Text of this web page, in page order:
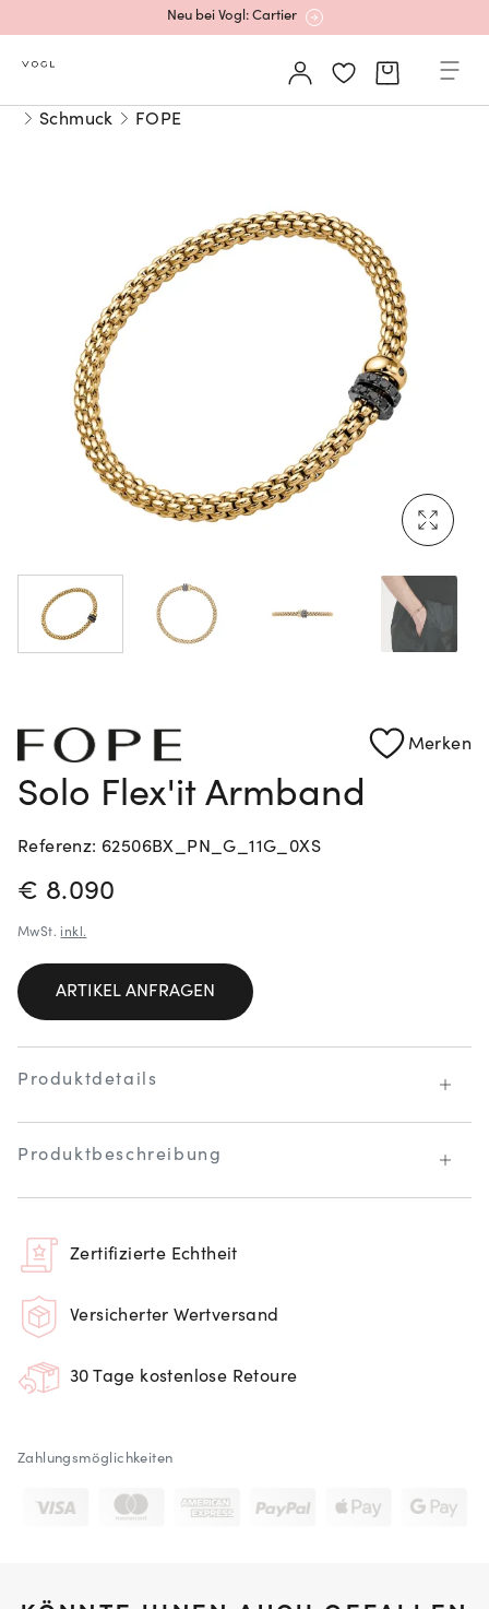
Neu bei Vogl: Cartier
Mehr erfahren: Ikonische Uhren von Cartier
Rolex Certified Pre-Owned entdecken
Neu bei Vogl: Uhren von Grand Seiko
Mehr erfahren: Ikonische Uhren von Cartier
Rolex Certified Pre-Owned entdecken
Schmuck FOPE
Merken
Solo Flex'it Armband
Referenz: 62506BX_PN_G_11G_0XS
PREISINFORMATIONEN
€ 8.090
MwSt. inkl.
ARTIKEL ANFRAGEN
Produktdetails
Produktbeschreibung
Zertifizierte Echtheit
Versicherter Wertversand
30 Tage kostenlose Retoure
Zahlungsmöglichkeiten